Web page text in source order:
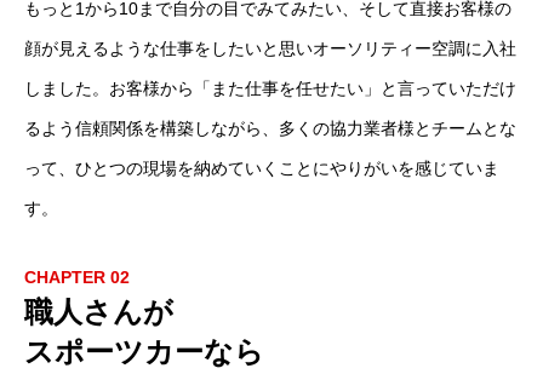
もっと1から10まで自分の目でみてみたい、そして直接お客様の
顔が見えるような仕事をしたいと思いオーソリティー空調に入社
しました。お客様から「また仕事を任せたい」と言っていただけ
るよう信頼関係を構築しながら、多くの協力業者様とチームとな
って、ひとつの現場を納めていくことにやりがいを感じていま
す。
CHAPTER 02
職人さんが
スポーツカーなら